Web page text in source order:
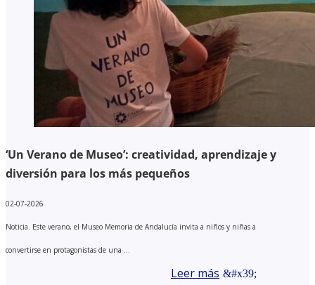
‘Un Verano de Museo’: creatividad, aprendizaje y
diversión para los más pequeños
02-07-2026
Noticia. Este verano, el Museo Memoria de Andalucía invita a niños y niñas a
convertirse en protagonistas de una ...
Leer más